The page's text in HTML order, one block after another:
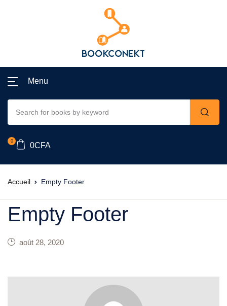
Menu
0
0CFA
Accueil Empty Footer
Empty Footer
août 28, 2020